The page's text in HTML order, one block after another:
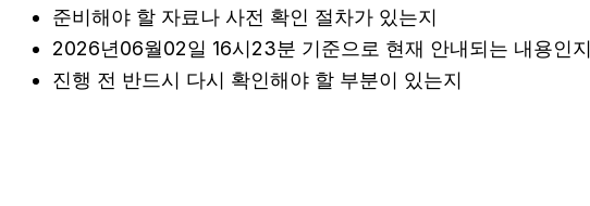
준비해야 할 자료나 사전 확인 절차가 있는지
2026년06월02일 16시23분 기준으로 현재 안내되는 내용인지
진행 전 반드시 다시 확인해야 할 부분이 있는지